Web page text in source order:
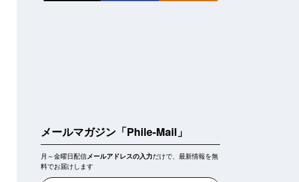
メールマガジン「Phile-Mail」
月～金曜日配信メールアドレスの入力だけで、最新情報を無
料でお届けします